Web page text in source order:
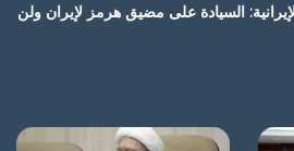
السيادة على مضيق هرمز لإيران ولن